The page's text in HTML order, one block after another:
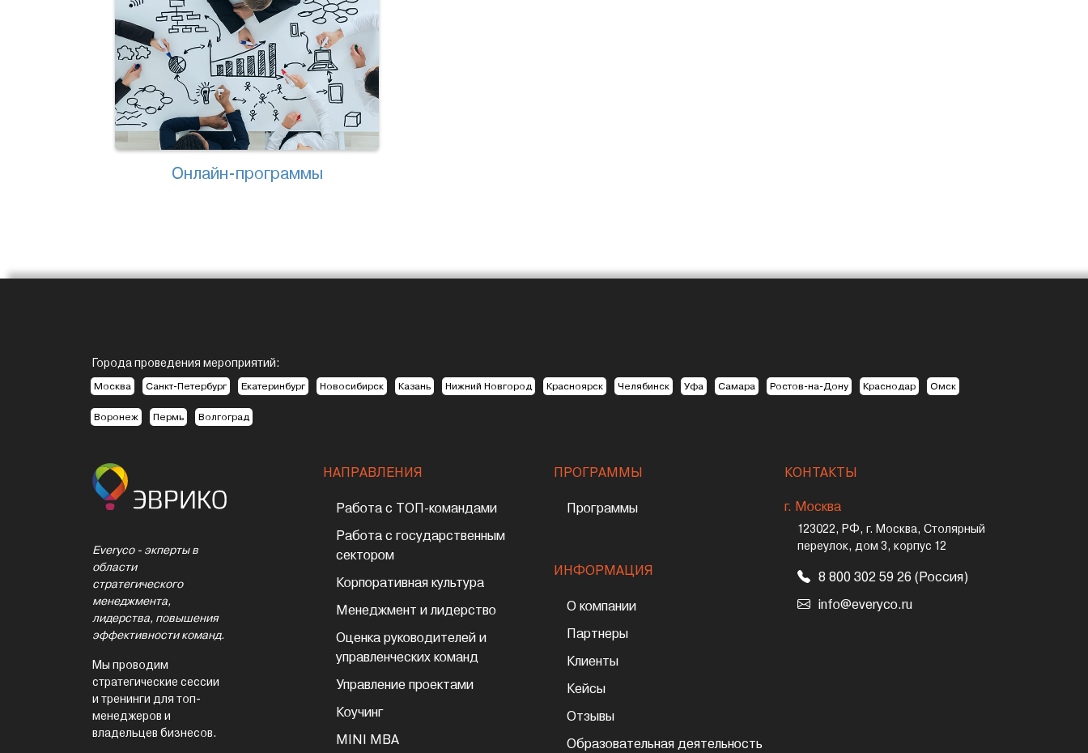
Онлайн-программы
Города проведения мероприятий:
Москва Санкт-Петербург Екатеринбург Новосибирск Казань Нижний Новгород Красноярск Челябинск Уфа Самара Ростов-на-Дону Краснодар Омск
Воронеж Пермь Волгоград
Everyco - экперты в
области
стратегического
менеджмента,
лидерства, повышения
эффективности команд.
Мы проводим
стратегические сессии
и тренинги для топ-
менеджеров и
владельцев бизнесов.
НАПРАВЛЕНИЯ
Работа с ТОП-командами
Работа с государственным
сектором
Корпоративная культура
Менеджмент и лидерство
Оценка руководителей и
управленческих команд
Управление проектами
Коучинг
MINI MBA
ПРОГРАММЫ
Программы
ИНФОРМАЦИЯ
О компании
Партнеры
Клиенты
Кейсы
Отзывы
Образовательная деятельность
КОНТАКТЫ
г. Москва
123022, РФ, г. Москва, Столярный
переулок, дом 3, корпус 12
8 800 302 59 26 (Россия)
info@everyco.ru